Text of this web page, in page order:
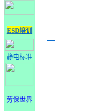
ESD培训
静电标准
劳保世界